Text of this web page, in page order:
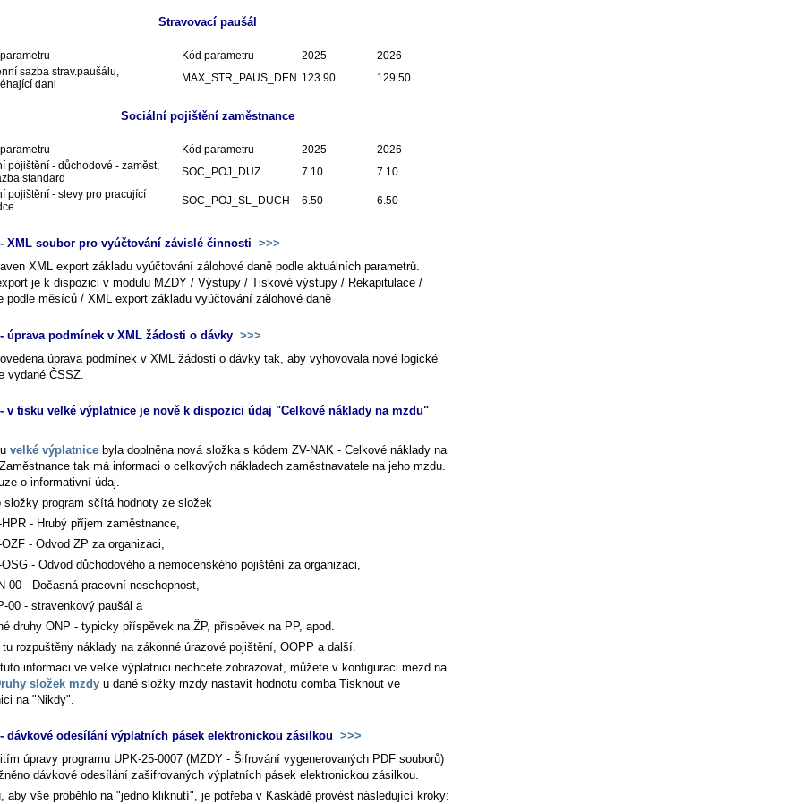
Stravovací paušál
Kód parametru 2025
2026
sazba strav.paušálu,
dani
MAX_STR_PAUS_DEN 123.90 129.50
Sociální pojištění zaměstnance
Kód parametru 2025
2026
pojištění - důchodové - zaměst,
standard
SOC_POJ_DUZ 7.10
7.10
pojištění - slevy pro pracující
SOC_POJ_SL_DUCH 6.50 6.50
XML soubor pro vyúčtování závislé činnosti >>>
XML export základu vyúčtování zálohové daně podle aktuálních parametrů.
je k dispozici v modulu MZDY / Výstupy / Tiskové výstupy / Rekapitulace /
podle měsíců / XML export základu vyúčtování zálohové daně
úprava podmínek v XML žádosti o dávky >>>
úprava podmínek v XML žádosti o dávky tak, aby vyhovovala nové logické
vydané ČSSZ.
v tisku velké výplatnice je nově k dispozici údaj "Celkové náklady na mzdu"
velké výplatnice byla doplněna nová složka s kódem ZV-NAK - Celkové náklady na
tak má informaci o celkových nákladech zaměstnavatele na jeho mzdu.
o informativní údaj.
složky program sčítá hodnoty ze složek
- Hrubý příjem zaměstnance,
- Odvod ZP za organizaci,
- Odvod důchodového a nemocenského pojištění za organizaci,
00 - Dočasná pracovní neschopnost,
00 - stravenkový paušál a
druhy ONP - typicky příspěvek na ŽP, příspěvek na PP, apod.
tu rozpuštěny náklady na zákonné úrazové pojištění, OOPP a další.
informaci ve velké výplatnici nechcete zobrazovat, můžete v konfiguraci mezd na
složek mzdy u dané složky mzdy nastavit hodnotu comba Tisknout ve
na "Nikdy".
dávkové odesílání výplatních pásek elektronickou zásilkou >>>
úpravy programu UPK-25-0007 (MZDY - Šifrování vygenerovaných PDF souborů)
dávkové odesílání zašifrovaných výplatních pásek elektronickou zásilkou.
aby vše proběhlo na "jedno kliknutí", je potřeba v Kaskádě provést následující kroky: